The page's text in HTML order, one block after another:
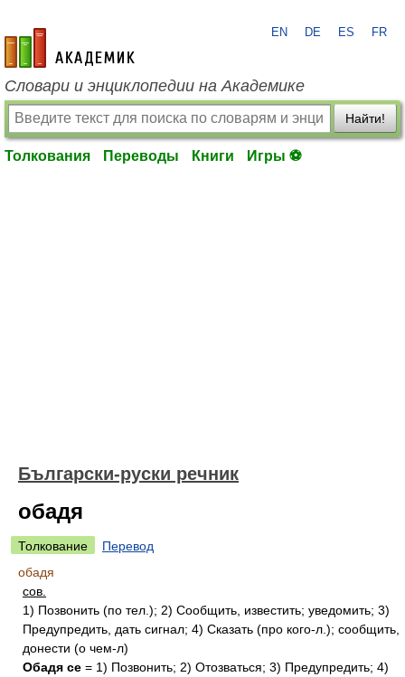
academic.ru
EN DE ES FR
Словари и энциклопедии на Академике
Найти!
Толкования Переводы Книги Игры ⚽
Български-руски речник
обадя
Толкование
Перевод
обадя
сов.
1) Позвонить (по тел.); 2) Сообщить, известить; уведомить; 3)
Предупредить, дать сигнал; 4) Сказать (про кого-л.); сообщить,
донести (о чем-л)
Обадя се = 1) Позвонить; 2) Отозваться; 3) Предупредить; 4)